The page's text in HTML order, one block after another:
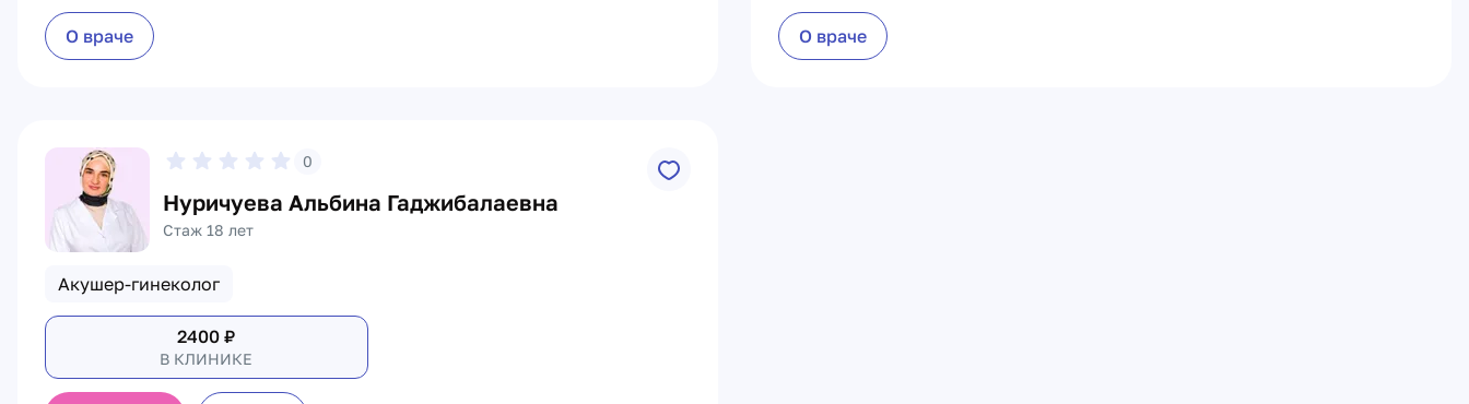
О враче О враче
0
Нуричуева Альбина Гаджибалаевна
Стаж 18 лет
Акушер-гинеколог
2400 ₽
В КЛИНИКЕ